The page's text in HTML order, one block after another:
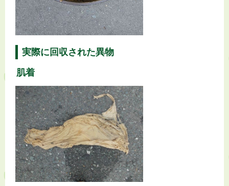
実際に回収された異物
肌着